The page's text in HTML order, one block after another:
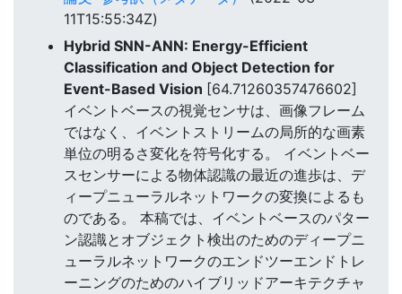
11T15:55:34Z)
Hybrid SNN-ANN: Energy-Efficient
Classification and Object Detection for
Event-Based Vision [64.71260357476602]
イベントベースの視覚センサは、画像フレーム
ではなく、イベントストリームの局所的な画素
単位の明るさ変化を符号化する。 イベントベー
スセンサーによる物体認識の最近の進歩は、デ
ィープニューラルネットワークの変換によるも
のである。 本稿では、イベントベースのパター
ン認識とオブジェクト検出のためのディープニ
ューラルネットワークのエンドツーエンドトレ
ーニングのためのハイブリッドアーキテクチャ